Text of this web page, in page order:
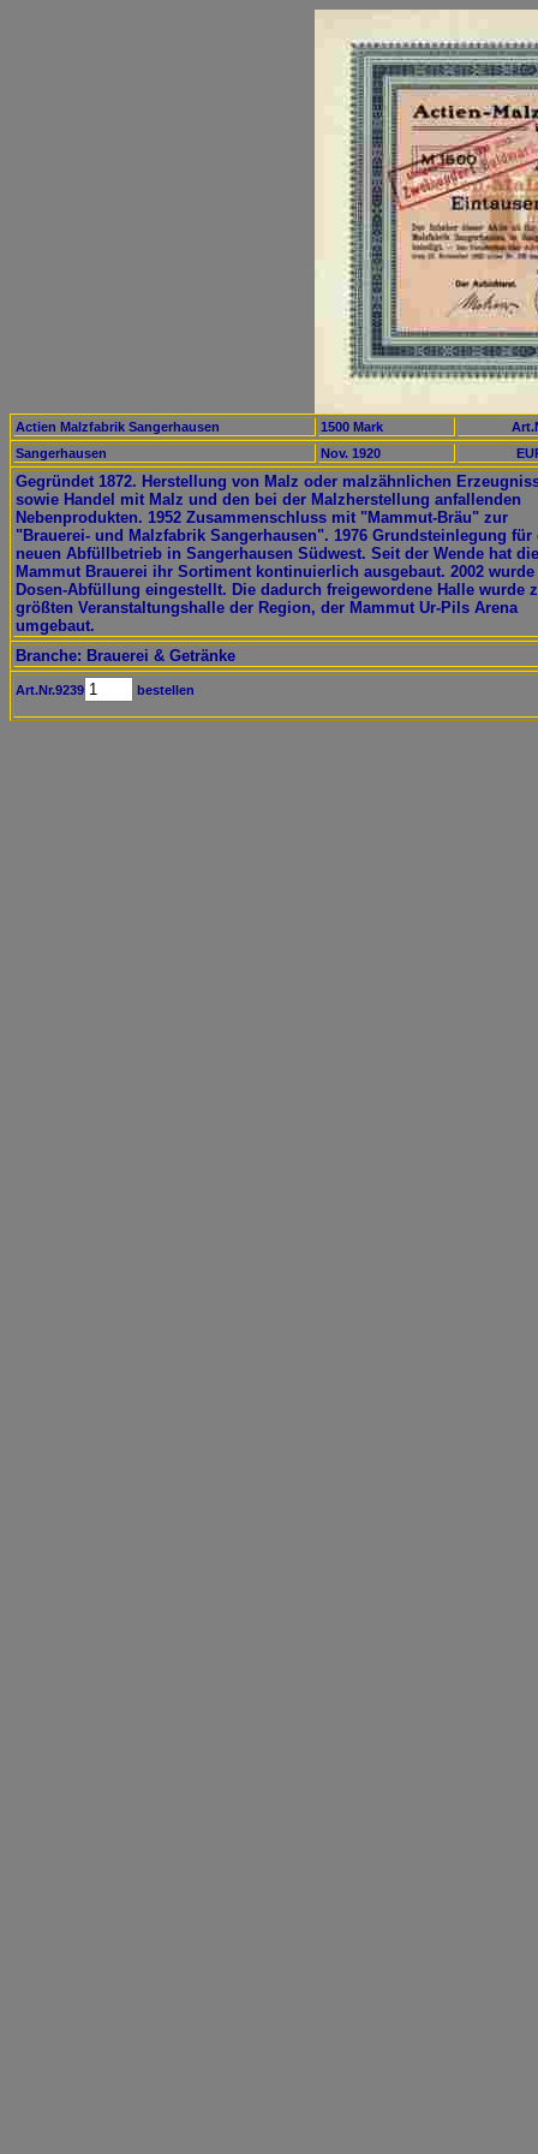
Actien Malzfabrik Sangerhausen 1500 Mark
Sangerhausen
Nov. 1920
Gegründet 1872. Herstellung von Malz oder malzähnlichen
sowie Handel mit Malz und den bei der Malzherstellung anfallenden
Nebenprodukten. 1952 Zusammenschluss mit "Mammut-Bräu" zur
"Brauerei- und Malzfabrik Sangerhausen". 1976 Grundsteinlegung für
neuen Abfüllbetrieb in Sangerhausen Südwest. Seit der Wende hat die
Mammut Brauerei ihr Sortiment kontinuierlich ausgebaut. 2002 wurde
Dosen-Abfüllung eingestellt. Die dadurch freigewordene Halle wurde
größten Veranstaltungshalle der Region, der Mammut Ur-Pils Arena
umgebaut.
Branche: Brauerei & Getränke
Art.Nr.9239 bestellen